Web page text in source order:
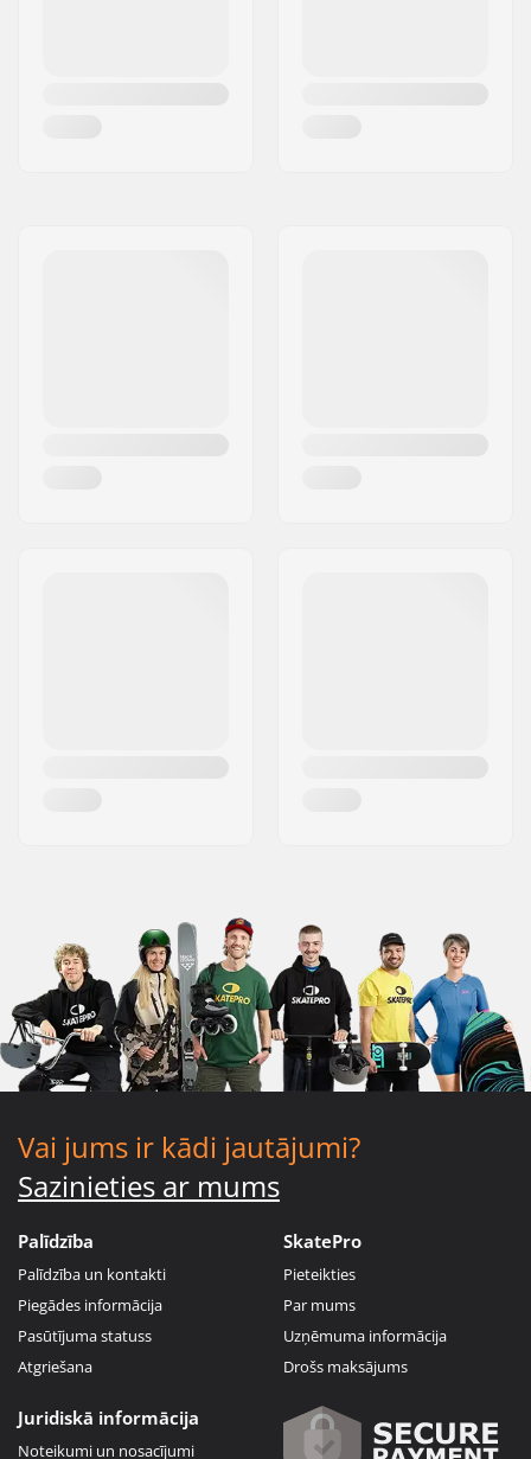
Vai jums ir kādi jautājumi?
Sazinieties ar mums
Palīdzība
Palīdzība un kontakti
Piegādes informācija
Pasūtījuma statuss
Atgriešana
SkatePro
Pieteikties
Par mums
Uzņēmuma informācija
Drošs maksājums
Juridiskā informācija
Noteikumi un nosacījumi